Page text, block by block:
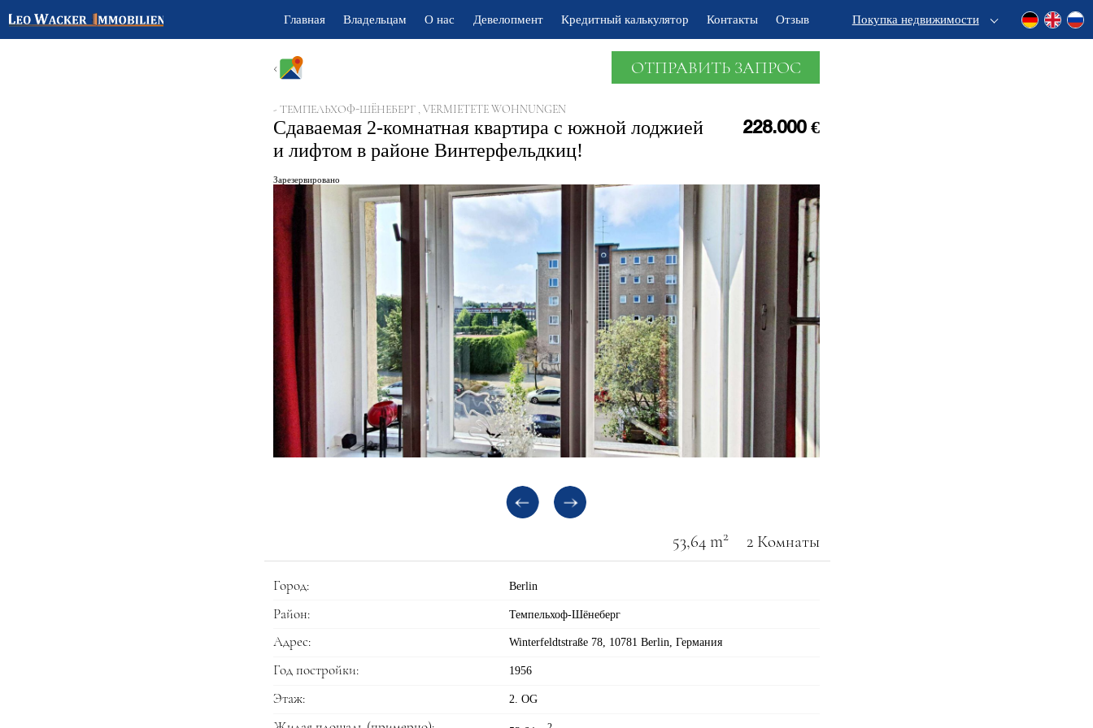
Главная Владельцам О нас Девелопмент Кредитный калькулятор Контакты Отзыв Покупка недвижимости
ОТПРАВИТЬ ЗАПРОС
- ТЕМПЕЛЬХОФ-ШЁНЕБЕРГ , VERMIETETE WOHNUNGEN
Сдаваемая 2-комнатная квартира с южной лоджией
и лифтом в районе Винтерфельдкиц!
228.000 €
Зарезервировано
53,64 m2 2 Комнаты
Город: Berlin
Район: Темпельхоф-Шёнеберг
Адрес: Winterfeldtstraße 78, 10781 Berlin, Германия
Год постройки: 1956
Этаж: 2. OG